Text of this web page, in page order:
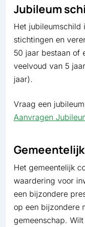
Jubileum
Het jubileumschild
stichtingen en
50 jaar bestaan of
veelvoud van 5
jaar).
Vraag een
Aanvragen
Het gemeentelijk
waardering voor
een bijzondere
op een bijzondere
gemeenschap.